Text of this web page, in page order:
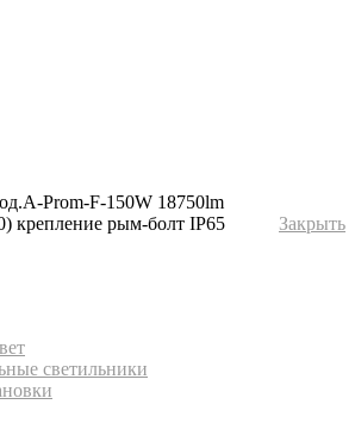
Prom-F-150W 18750lm
крепление рым-болт IP65
Закрыть
светильники